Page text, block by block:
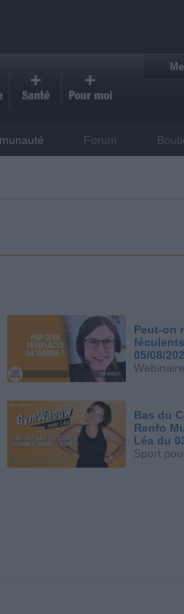
Forum
Peut-on
05/08/
Bas du
Renfo
Léa du
Sport